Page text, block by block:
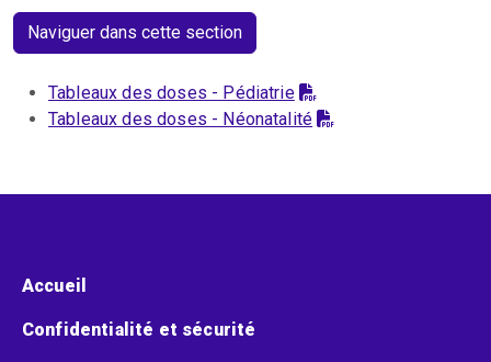
Naviguer dans cette section
Tableaux des doses - Pédiatrie
Tableaux des doses - Néonatalité
Menu pied de page
Accueil
Confidentialité et sécurité